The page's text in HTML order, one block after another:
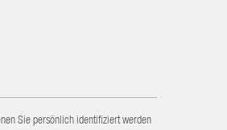
Sie persönlich identifiziert werden